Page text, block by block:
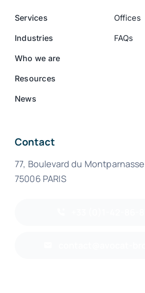
Services
Industries
Who we are
Resources
News
Offices
FAQs
Contact
77, Boulevard du Montparnasse
75006 PARIS